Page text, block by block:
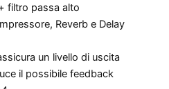
filtro passa alto
Reverb e Delay
un livello di uscita
il possibile feedback